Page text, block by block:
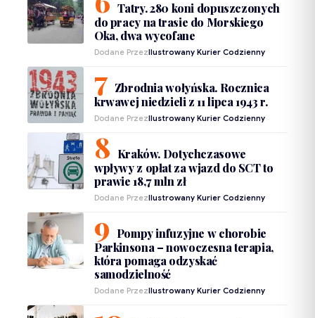
Tatry. 280 koni dopuszczonych
do pracy na trasie do Morskiego
Oka, dwa wycofane
Dodane PrzezIlustrowany Kurier Codzienny
Zbrodnia wołyńska. Rocznica
krwawej niedzieli z 11 lipca 1943 r.
Dodane PrzezIlustrowany Kurier Codzienny
Kraków. Dotychczasowe
wpływy z opłat za wjazd do SCT to
prawie 18,7 mln zł
Dodane PrzezIlustrowany Kurier Codzienny
Pompy infuzyjne w chorobie
Parkinsona – nowoczesna terapia,
która pomaga odzyskać
samodzielność
Dodane PrzezIlustrowany Kurier Codzienny